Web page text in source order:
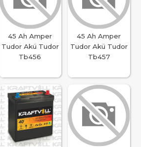
45 Ah Amper
Tudor Akü Tudor
Tb456
45 Ah Amper
Tudor Akü Tudor
Tb457